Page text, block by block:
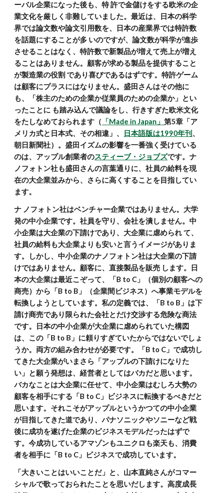
ーバル企業になった後も、特 許で金儲けをする欧米の企
業文化を厳しく非難していました。最近は、日本の科学
界では論文数や論文引用数を、日本の産業界では特許数
を話題にすることが多 いのですが、論文数が科学が進歩
させることはなく、特許数で新製品が増えて売上が増え
ることはありません。顧客が求める製品を提供すること
が製造業の役割 であり喜びであるはずです。特許ゲーム
は顧客にプラスにはなりません。盛田さんはその他に
も、「株主のための企業か従業員のための企業か」とい
ったことに も踏み込んで議論をし、行きすぎた欧米文化
をたしなめておられます（ 「Made in Japan」第5章「ア
メリカ式と日本式、その相違」、
日本語版は1990年刊 、
朝日新聞社）。盛田イズムの影響を一番強く受けている
のは、アップル創業者のスティーブ・ジョブズです。ナ
ノフォトン社も盛田さんの言葉通りに、社員の給料を現
在の大企業並みから、さらに高くすることを目指してい
ます。
ナ ノフォトン社はベンチャー企業ではありません。大学
発の中小企業です。社員を守り、会社を潰しません。中
小企業は大企業の下請けであり、大企業に虐められ て、
社員の給料も大企業よりも安いと言うイメージがありま
す。しかし、中小企業のナノフォトン社は大企業の下請
けではありません。顧客に、直接製品を販売 します。日
本の大企業は最近こぞって、「B to C」（個別の顧客への
商売）から「B to B」（企業間ビジネス）へ事業モデルを
転換しようとしています。私の定義では、「B to B」は下
請け商売であり限られた会社とだけ交渉する危険な商法
です。日本の中小企業が大企業に虐められていた構図
は、この「B to B」に頼りすぎていたからではないでしょ
うか。両方の組み合わせが必要です。「B to C」で成功し
てきた大企業がいまさら「アップルの下請けになりた
い」と願う発想は、経営者としてはバカだと思います。
バカなことは大企業に任せて、中小企業はむしろ大勢の
顧客を相手にする「B to C」ビジネスに転換するべきだと
思います。それこそがアップルというかつての中小企業
が目指してきた道であり、パナソニックやソニーなど戦
後に成功を遂げた企業のビジネスモデルだったはずで
す。今成功しているアマゾンもユニクロも楽天も、消費
者を相手に「B to C」ビジネスで成功しています。
「大きいことはいいことだ」と、山本直純さんがコマー
シャルで歌っておられたことを思いだします。高度成長